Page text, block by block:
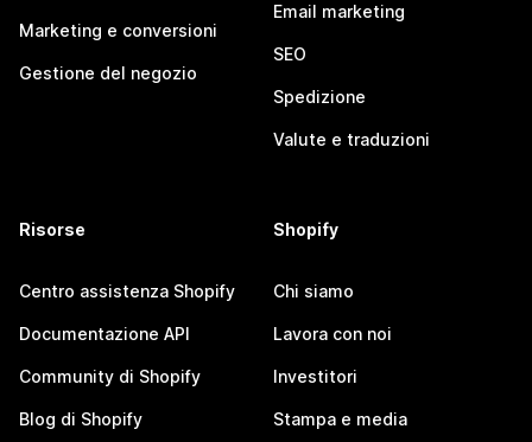
Marketing e conversioni
Gestione del negozio
Email marketing
SEO
Spedizione
Valute e traduzioni
Risorse
Centro assistenza Shopify
Documentazione API
Community di Shopify
Blog di Shopify
Shopify
Chi siamo
Lavora con noi
Investitori
Stampa e media